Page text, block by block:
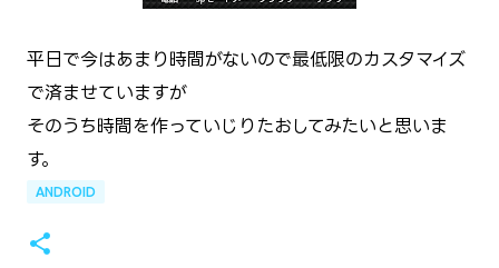
平日で今はあまり時間がないので最低限のカスタマイズ
で済ませていますが
そのうち時間を作っていじりたおしてみたいと思いま
す。
ANDROID